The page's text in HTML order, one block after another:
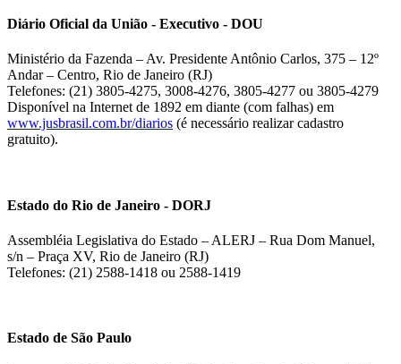
Diário Oficial da União - Executivo - DOU
Ministério da Fazenda – Av. Presidente Antônio Carlos, 375 – 12º
Andar – Centro, Rio de Janeiro (RJ)
Telefones: (21) 3805-4275, 3008-4276, 3805-4277 ou 3805-4279
Disponível na Internet de 1892 em diante (com falhas) em
www.jusbrasil.com.br/diarios (é necessário realizar cadastro
gratuito).
Estado do Rio de Janeiro - DORJ
Assembléia Legislativa do Estado – ALERJ – Rua Dom Manuel,
s/n – Praça XV, Rio de Janeiro (RJ)
Telefones: (21) 2588-1418 ou 2588-1419
Estado de São Paulo